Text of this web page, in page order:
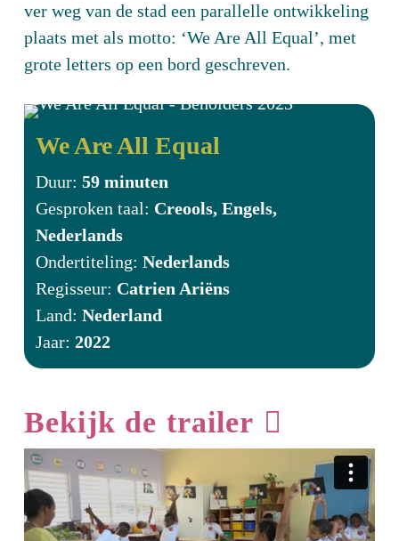
ver weg van de stad een parallelle ontwikkeling
plaats met als motto: ‘We Are All Equal’, met
grote letters op een bord geschreven.
We Are All Equal
Duur:59 minuten
Gesproken taal: Creools, Engels,
Nederlands
Ondertiteling:Nederlands
Regisseur: Catrien Ariëns
Land:Nederland
Jaar:2022
Bekijk de trailer